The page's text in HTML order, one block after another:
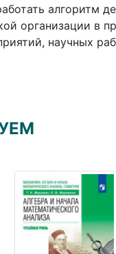
алгоритм
организации в
научных